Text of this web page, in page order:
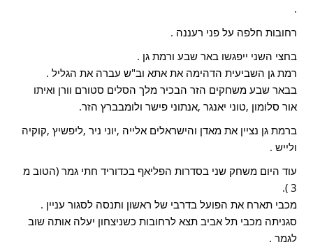
.
רחובות חלפה על פני רעננה .
בחצי השני ייפגשו באר שבע ורמת גן .
רמת גן השביעית הדהימה את אתא וב"ש עברה את הגליל .
בבאר שבע משחקים הזר הבכיר מלך הסלים סטורם וורן ואיתו
אור סלומון ,טוני יאנגר ,אנתוני פישר ולומבברץ הזר.
ברמת גן נציין את מאדן והישראלים אלייה ,יוני ניר ,ליפשיץ ,קוקיה
ולייש .
עוד היום משחק שני בסדרות הפליאף בכדוריד חתי גמר (הטוב מ
3 ).
מכבי תארח את הפועל בדרבי של ראשון ותנסה לסגור עניין .
סגניתה מכבי תל אביב תצא לרחובות כשניצחון יעלה אותה שוב
לגמר .